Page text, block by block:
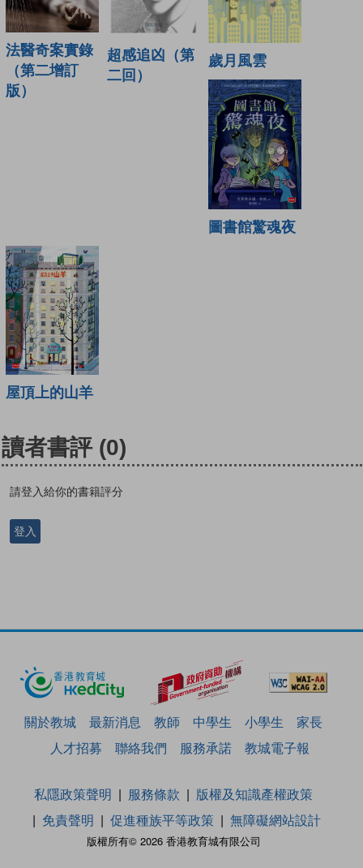
法醫奇案實錄
（第二增訂
版）
超感追凶（第
二回）
歲月風雲
圖書館驚魂夜
屋頂上的山羊
讀者書評 (0)
請登入給你的書籍評分
登入
關於教城 最新消息 教師 中學生 小學生
家長
人才招募
聯絡我們 服務承諾 教城電子報
版權所有© 2026 香港教育城有限公司
私隱政策聲明 服務條款
版權及知識產權政策
免責聲明
促進種族平等政策 無障礙網站設計